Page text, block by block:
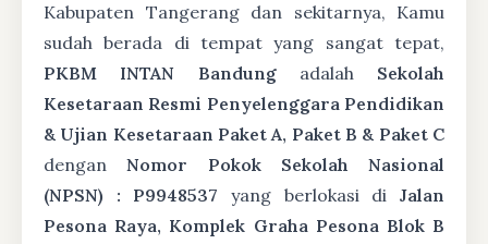
Kabupaten Tangerang dan sekitarnya, Kamu
sudah berada di tempat yang sangat tepat,
PKBM INTAN Bandungadalah Sekolah
Kesetaraan Resmi Penyelenggara Pendidikan
& Ujian Kesetaraan Paket A, Paket B & Paket C
denganNomor Pokok Sekolah Nasional
(NPSN) : P9948537 yang berlokasi diJalan
Pesona Raya, Komplek Graha Pesona Blok B